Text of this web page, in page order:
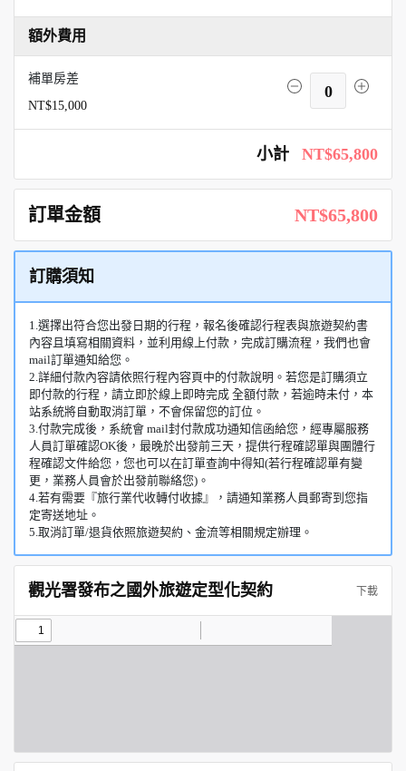
額外費用
補單房差
NT$15,000
0
小計 NT$65,800
訂單金額 NT$65,800
訂購須知
1.選擇出符合您出發日期的行程，報名後確認行程表與旅遊契約書
內容且填寫相關資料，並利用線上付款，完成訂購流程，我們也會
mail訂單通知給您。
2.詳細付款內容請依照行程內容頁中的付款說明。若您是訂購須立
即付款的行程，請立即於線上即時完成 全額付款，若逾時未付，本
站系統將自動取消訂單，不會保留您的訂位。
3.付款完成後，系統會 mail封付款成功通知信函給您，經專屬服務
人員訂單確認OK後，最晚於出發前三天，提供行程確認單與團體行
程確認文件給您，您也可以在訂單查詢中得知(若行程確認單有變
更，業務人員會於出發前聯絡您)。
4.若有需要『旅行業代收轉付收據』，請通知業務人員郵寄到您指
定寄送地址。
5.取消訂單/退貨依照旅遊契約、金流等相關規定辦理。
觀光署發布之國外旅遊定型化契約 下載